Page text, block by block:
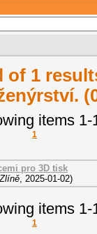
of 1
items 1-
1
pro 3D tisk
2025-01-02)
items 1-
1